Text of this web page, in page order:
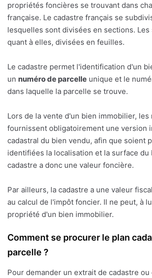
propriétés foncières se trouvant dans
française. Le cadastre français se
lesquelles sont divisées en sections. Les
quant à elles, divisées en feuilles.
Le cadastre permet l'identification d'un
un numéro de parcelle unique et le
dans laquelle la parcelle se trouve.
Lors de la vente d'un bien immobilier, les
fournissent obligatoirement une version
cadastral du bien vendu, afin que soient
identifiées la localisation et la surface du
cadastre a donc une valeur foncière.
Par ailleurs, la cadastre a une valeur
au calcul de l'impôt foncier. Il ne peut, à
propriété d'un bien immobilier.
Comment se procurer le plan
parcelle ?
Pour demander un extrait de cadastre